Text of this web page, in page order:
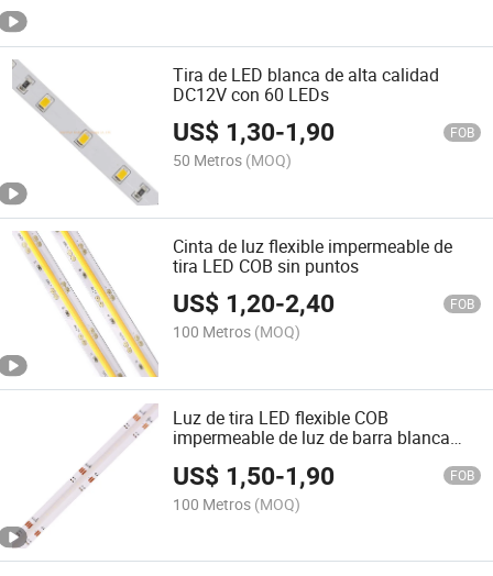
Tira de LED blanca de alta calidad
DC12V con 60 LEDs
US$ 1,30-1,90 FOB
50 Metros (MOQ)
Cinta de luz flexible impermeable de
tira LED COB sin puntos
US$ 1,20-2,40 FOB
100 Metros (MOQ)
Luz de tira LED flexible COB
impermeable de luz de barra blanca
10mm CRI90 con conector
US$ 1,50-1,90 FOB
100 Metros (MOQ)